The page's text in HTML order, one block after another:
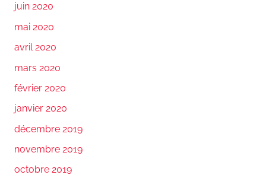
juin 2020
mai 2020
avril 2020
mars 2020
février 2020
janvier 2020
décembre 2019
novembre 2019
octobre 2019